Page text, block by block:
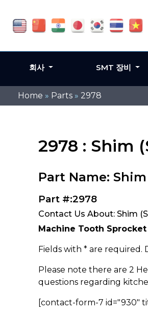
Home » Parts » 2978
2978 : Shim
Part Name:
Part #:2978
Contact Us About: Shim
Machine Tooth Sprocket
Fields with * are
Please note there are 2
questions regarding
[contact-form-7 id="930"
회사 SMT 장비